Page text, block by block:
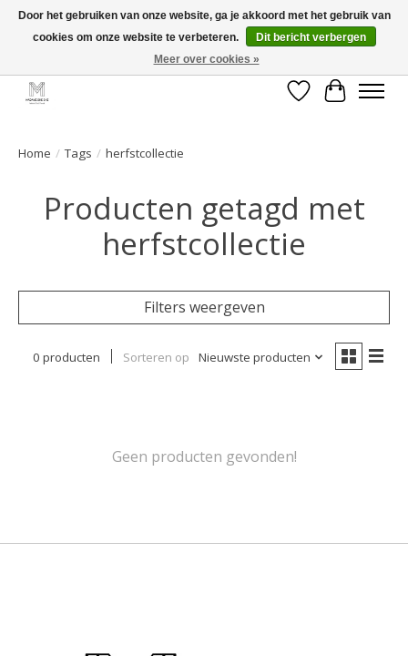
GRATIS verzending vanaf €50 voor BE - €75 voor NL - After pay mogelijk!
Verlanglijst
Home / Tags / herfstcollectie
Producten getagd met
herfstcollectie
Filters weergeven
0 producten Sorteren op Nieuwste producten
Geen producten gevonden!
Door het gebruiken van onze website, ga je akkoord met het gebruik van
cookies om onze website te verbeteren.
Dit bericht verbergen
Meer over cookies »